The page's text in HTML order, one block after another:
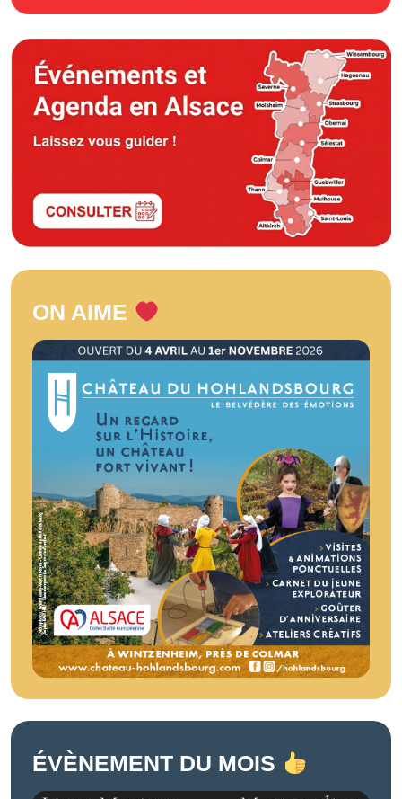
ON AIME
ÉVÈNEMENT DU MOIS